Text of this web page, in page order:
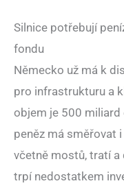
Silnice potřebují
fondu
Německo už má k
pro infrastrukturu a
objem je 500 miliard
peněz má směřovat
včetně mostů, tratí
trpí nedostatkem